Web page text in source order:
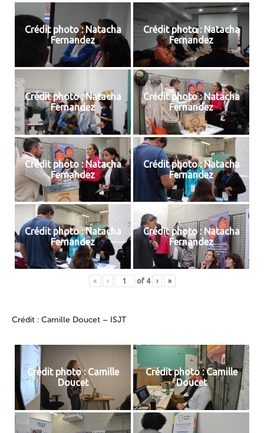
Crédit photo : Natacha
Fernandez
Crédit photo : Natacha
Fernandez
Crédit photo : Natacha
Fernandez
Crédit photo : Natacha
Fernandez
Crédit photo : Natacha
Fernandez
Crédit photo : Natacha
Fernandez
Crédit photo : Natacha
Fernandez
Crédit photo : Natacha
Fernandez
« ‹ of 4 › »
Crédit : Camille Doucet – ISJT
Crédit photo : Camille
Doucet
Crédit photo : Camille
Doucet